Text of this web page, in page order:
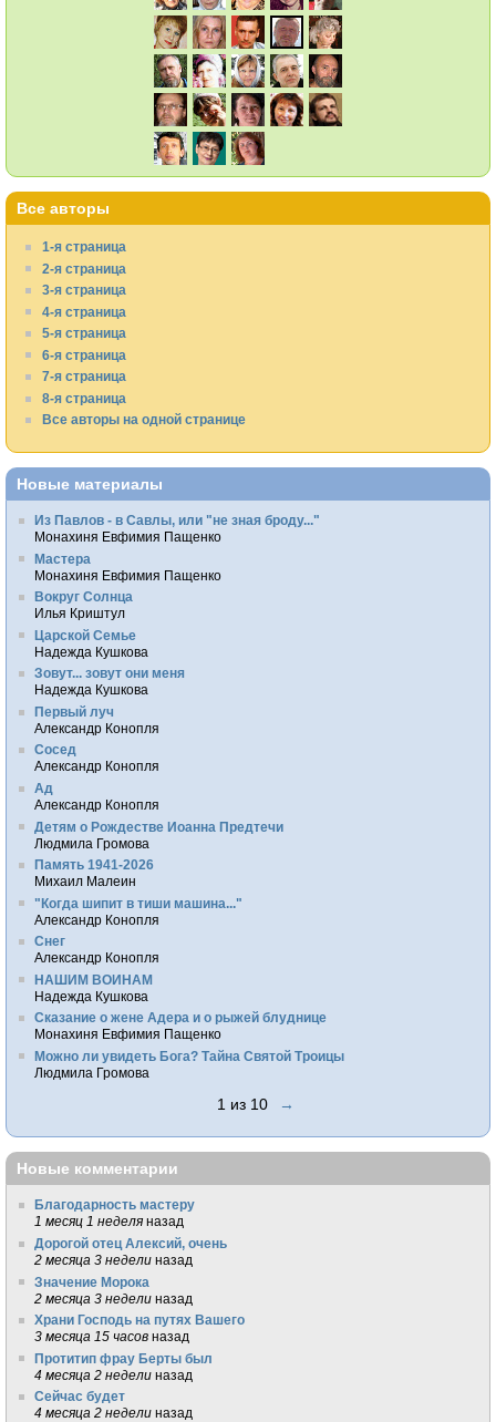
Все авторы
1-я страница
2-я страница
3-я страница
4-я страница
5-я страница
6-я страница
7-я страница
8-я страница
Все авторы на одной странице
Новые материалы
Из Павлов - в Савлы, или "не зная броду..."
Монахиня Евфимия Пащенко
Мастера
Монахиня Евфимия Пащенко
Вокруг Солнца
Илья Криштул
Царской Семье
Надежда Кушкова
Зовут... зовут они меня
Надежда Кушкова
Первый луч
Александр Конопля
Сосед
Александр Конопля
Ад
Александр Конопля
Детям о Рождестве Иоанна Предтечи
Людмила Громова
Память 1941-2026
Михаил Малеин
"Когда шипит в тиши машина..."
Александр Конопля
Снег
Александр Конопля
НАШИМ ВОИНАМ
Надежда Кушкова
Сказание о жене Адера и о рыжей блуднице
Монахиня Евфимия Пащенко
Можно ли увидеть Бога? Тайна Святой Троицы
Людмила Громова
1 из 10 →
Новые комментарии
Благодарность мастеру
1 месяц 1 неделя назад
Дорогой отец Алексий, очень
2 месяца 3 недели назад
Значение Морока
2 месяца 3 недели назад
Храни Господь на путях Вашего
3 месяца 15 часов назад
Протитип фрау Берты был
4 месяца 2 недели назад
Сейчас будет
4 месяца 2 недели назад